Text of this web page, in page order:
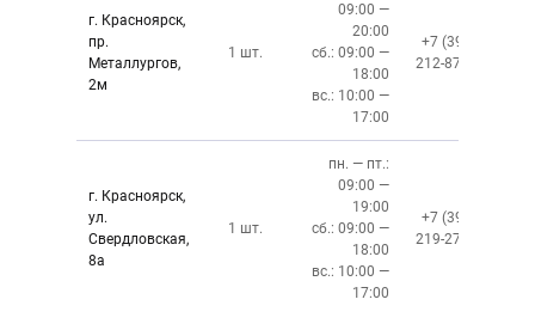
г. Красноярск,
пр.
Металлургов,
2м
1 шт.
09:00 —
20:00
сб.: 09:00 —
18:00
вс.: 10:00 —
17:00
+7 (391)
212-87-27
г. Красноярск,
ул.
Свердловская,
8а
1 шт.
пн. — пт.:
09:00 —
19:00
сб.: 09:00 —
18:00
вс.: 10:00 —
17:00
+7 (391)
219-27-50